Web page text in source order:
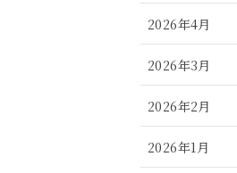
2026年4月
2026年3月
2026年2月
2026年1月